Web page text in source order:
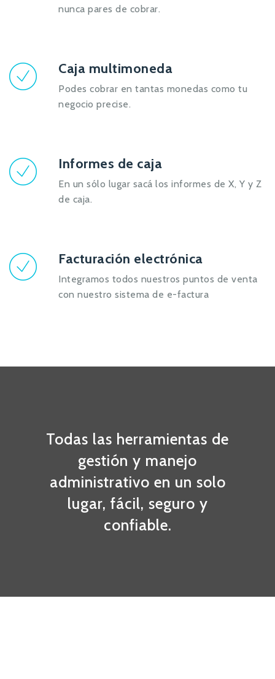
nunca pares de cobrar.
Caja multimoneda
Podes cobrar en tantas monedas como tu
negocio precise.
Informes de caja
En un sólo lugar sacá los informes de X, Y y Z
de caja.
Facturación electrónica
Integramos todos nuestros puntos de venta
con nuestro sistema de e-factura
Todas las herramientas de
gestión y manejo
administrativo en un solo
lugar, fácil, seguro y
confiable.